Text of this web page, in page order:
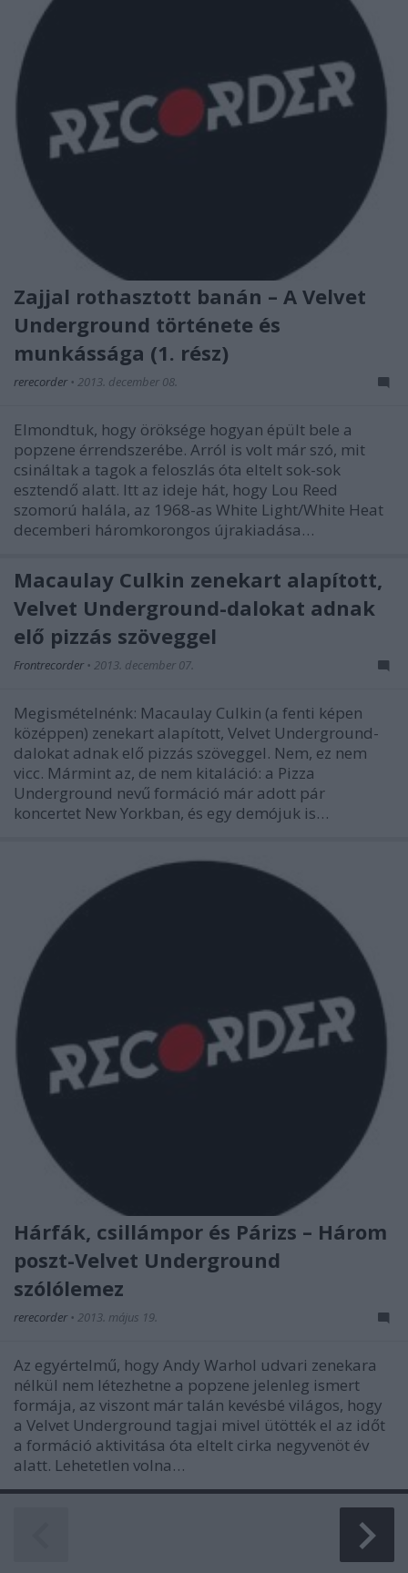
Zajjal rothasztott banán – A Velvet
Underground története és
munkássága (1. rész)
rerecorder • 2013. december 08.
Elmondtuk, hogy öröksége hogyan épült bele a
popzene érrendszerébe. Arról is volt már szó, mit
csináltak a tagok a feloszlás óta eltelt sok-sok
esztendő alatt. Itt az ideje hát, hogy Lou Reed
szomorú halála, az 1968-as White Light/White Heat
decemberi háromkorongos újrakiadása…
Macaulay Culkin zenekart alapított,
Velvet Underground-dalokat adnak
elő pizzás szöveggel
Frontrecorder • 2013. december 07.
Megismételnénk: Macaulay Culkin (a fenti képen
középpen) zenekart alapított, Velvet Underground-
dalokat adnak elő pizzás szöveggel. Nem, ez nem
vicc. Mármint az, de nem kitaláció: a Pizza
Underground nevű formáció már adott pár
koncertet New Yorkban, és egy demójuk is…
Hárfák, csillámpor és Párizs – Három
poszt-Velvet Underground
szólólemez
rerecorder • 2013. május 19.
Az egyértelmű, hogy Andy Warhol udvari zenekara
nélkül nem létezhetne a popzene jelenleg ismert
formája, az viszont már talán kevésbé világos, hogy
a Velvet Underground tagjai mivel ütötték el az időt
a formáció aktivitása óta eltelt cirka negyvenöt év
alatt. Lehetetlen volna…